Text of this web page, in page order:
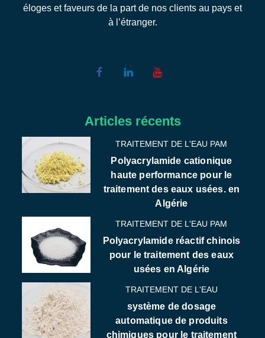
éloges et faveurs de la part de nos clients au pays et
à l’étranger.
Articles récents
TRAITEMENT DE L'EAU PAM
Polyacrylamide cationique
haute performance pour le
traitement des eaux usées. en
Algérie
TRAITEMENT DE L'EAU PAM
Polyacrylamide réactif chinois
pour le traitement des eaux
usées en Algérie
TRAITEMENT DE L'EAU
système de dosage
automatique de produits
chimiques pour le traitement